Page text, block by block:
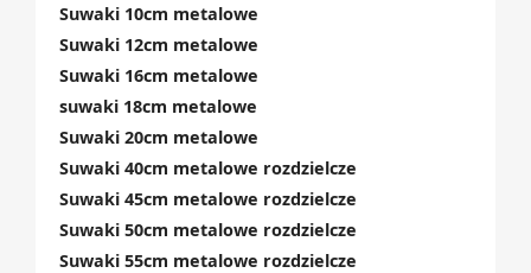
Suwaki 10cm metalowe
Suwaki 12cm metalowe
Suwaki 16cm metalowe
suwaki 18cm metalowe
Suwaki 20cm metalowe
Suwaki 40cm metalowe rozdzielcze
Suwaki 45cm metalowe rozdzielcze
Suwaki 50cm metalowe rozdzielcze
Suwaki 55cm metalowe rozdzielcze